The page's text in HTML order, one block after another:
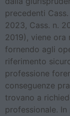
precedenti
2023, Cass. n.
2019), viene
fornendo agli
riferimento
professione
conseguenze
trovano a
professionale.